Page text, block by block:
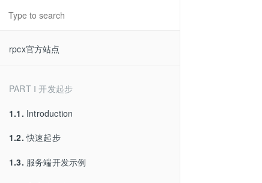
rpcx官方站点
PART Ⅰ 开发起步
1.1. Introduction
1.2. 快速起步
1.3. 服务端开发示例